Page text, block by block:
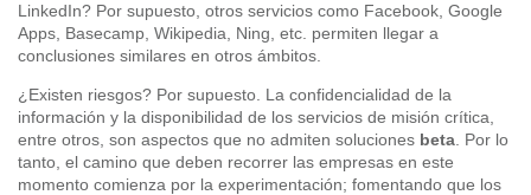
LinkedIn? Por supuesto, otros servicios como Facebook, Google
Apps, Basecamp, Wikipedia, Ning, etc. permiten llegar a
conclusiones similares en otros ámbitos.
¿Existen riesgos? Por supuesto. La confidencialidad de la
información y la disponibilidad de los servicios de misión crítica,
entre otros, son aspectos que no admiten soluciones beta . Por lo
tanto, el camino que deben recorrer las empresas en este
momento comienza por la experimentación; fomentando que los